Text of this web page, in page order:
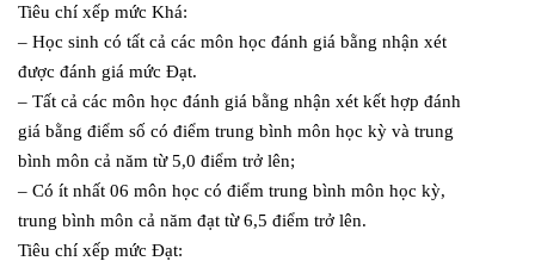
Tiêu chí xếp mức Khá:
– Học sinh có tất cả các môn học đánh giá bằng nhận xét
được đánh giá mức Đạt.
– Tất cả các môn học đánh giá bằng nhận xét kết hợp đánh
giá bằng điểm số có điểm trung bình môn học kỳ và trung
bình môn cả năm từ 5,0 điểm trở lên;
– Có ít nhất 06 môn học có điểm trung bình môn học kỳ,
trung bình môn cả năm đạt từ 6,5 điểm trở lên.
Tiêu chí xếp mức Đạt: